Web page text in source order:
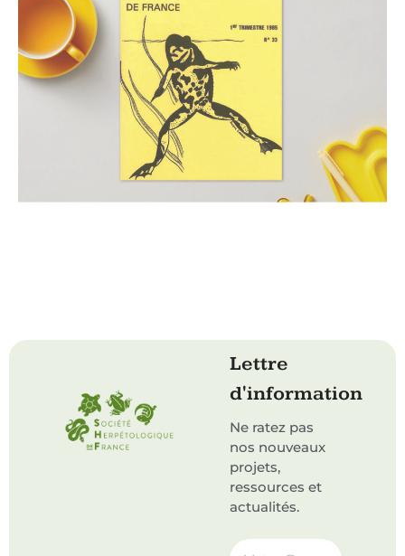
Lettre
d'information
Ne ratez pas
nos nouveaux
projets,
ressources et
actualités.